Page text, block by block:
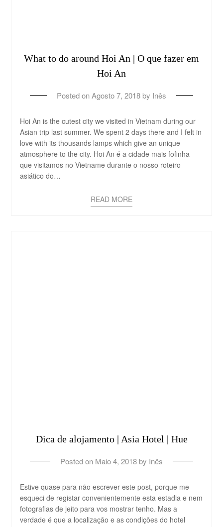
What to do around Hoi An | O que fazer em
Hoi An
Posted onAgosto 7, 2018 by Inês
Hoi An is the cutest city we visited in Vietnam during our
Asian trip last summer. We spent 2 days there and I felt in
love with its thousands lamps which give an unique
atmosphere to the city. Hoi An é a cidade mais fofinha
que visitamos no Vietname durante o nosso roteiro
asiático do…
READ MORE
Dica de alojamento | Asia Hotel | Hue
Posted on Maio 4, 2018 by Inês
Estive quase para não escrever este post, porque me
esqueci de registar convenientemente esta estadia e nem
fotografias de jeito para vos mostrar tenho. Mas a
verdade é que a localização e as condições do hotel